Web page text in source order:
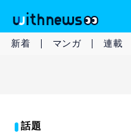
新着 マンガ 連載
話題